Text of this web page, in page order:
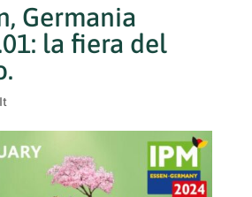
Germania
la fiera del